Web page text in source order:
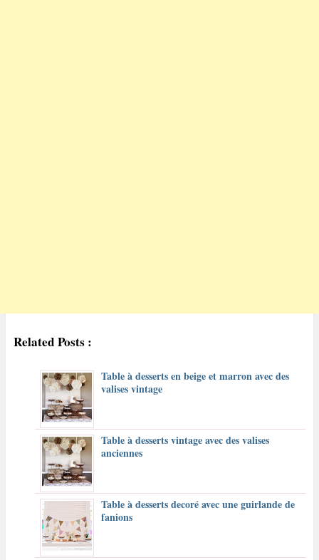
Related Posts :
Table à desserts en beige et marron avec des
valises vintage
Table à desserts vintage avec des valises
anciennes
Table à desserts decoré avec une guirlande de
fanions